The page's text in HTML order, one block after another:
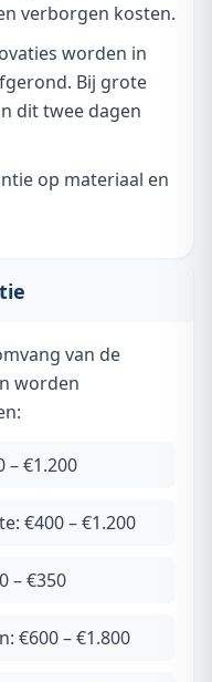
verborgen kosten.
worden in
Bij grote
dit twee dagen
op materiaal en
van de
worden
– €1.200
€400 – €1.200
– €350
€600 – €1.800